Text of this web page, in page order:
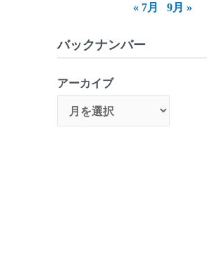
« 7月 9月 »
バックナンバー
アーカイブ